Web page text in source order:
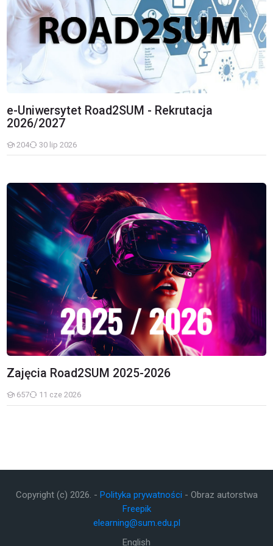
e-Uniwersytet Road2SUM - Rekrutacja
2026/2027
204
Studenci
30 lip 2026
Zajęcia Road2SUM 2025-2026
657
Studenci
11 cze 2026
Zajęcia Road2SUM 2025-2026
Copyright (c) 2026. - Polityka prywatności - Obraz autorstwa
Freepik
elearning@sum.edu.pl
English